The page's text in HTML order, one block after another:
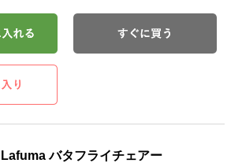
Lafuma バタフライチェアー